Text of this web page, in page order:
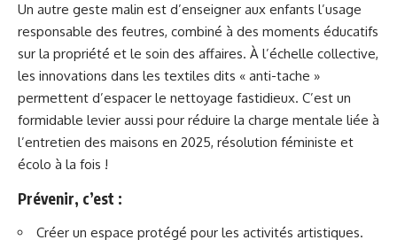
Un autre geste malin est d’enseigner aux enfants l’usage
responsable des feutres, combiné à des moments éducatifs
sur la propriété et le soin des affaires. À l’échelle collective,
les innovations dans les textiles dits « anti-tache »
permettent d’espacer le nettoyage fastidieux. C’est un
formidable levier aussi pour réduire la charge mentale liée à
l’entretien des maisons en 2025, résolution féministe et
écolo à la fois !
Prévenir, c’est :
Créer un espace protégé pour les activités artistiques.